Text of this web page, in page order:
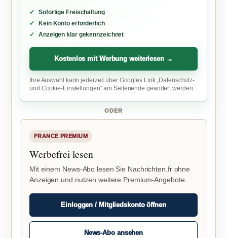
Sofortige Freischaltung
Kein Konto erforderlich
Anzeigen klar gekennzeichnet
Kostenlos mit Werbung weiterlesen →
Ihre Auswahl kann jederzeit über Googles Link „Datenschutz-
und Cookie-Einstellungen“ am Seitenende geändert werden.
ODER
FRANCE PREMIUM
Werbefrei lesen
Mit einem News-Abo lesen Sie Nachrichten.fr ohne
Anzeigen und nutzen weitere Premium-Angebote.
Einloggen / Mitgliedskonto öffnen
News-Abo ansehen